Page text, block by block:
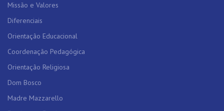
Missão e Valores
Diferenciais
Orientação Educacional
Coordenação Pedagógica
Orientação Religiosa
Dom Bosco
Madre Mazzarello